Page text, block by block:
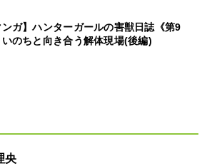
ンガ】ハンターガールの害獣日誌《第9
のちと向き合う解体現場(後編)
央